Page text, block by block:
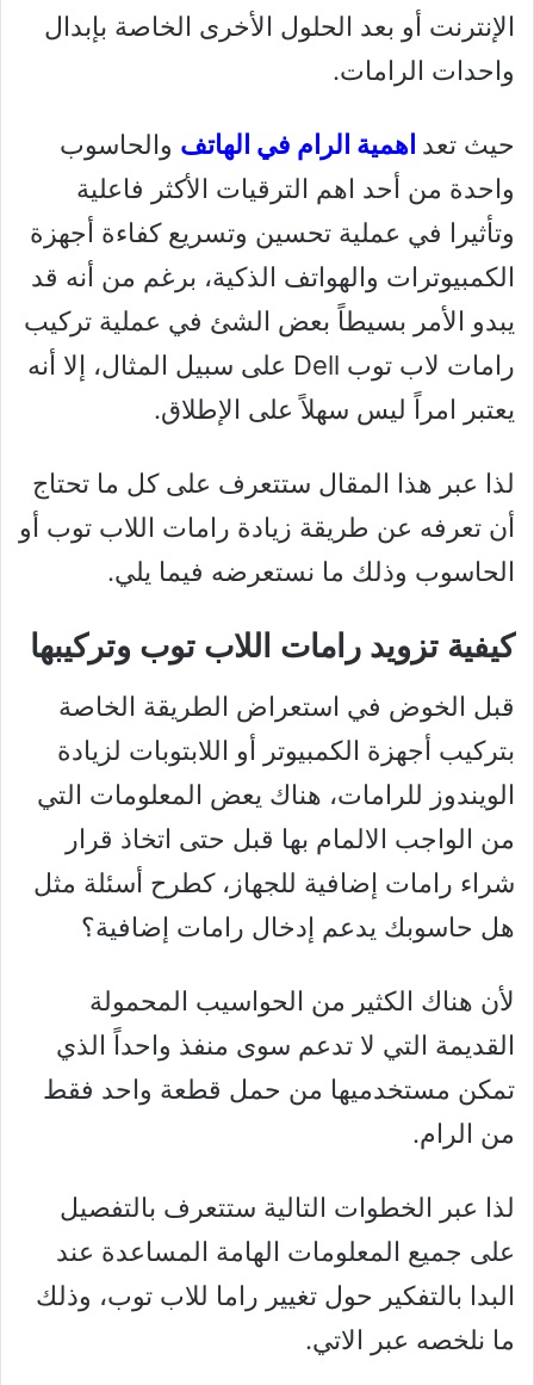
الإنترنت أو بعد الحلول الأخرى الخاصة بإبدال
واحدات الرامات.
حيث تعد اهمية الرام في الهاتف والحاسوب
واحدة من أحد اهم الترقيات الأكثر فاعلية
وتأثيرا في عملية تحسين وتسريع كفاءة أجهزة
الكمبيوترات والهواتف الذكية، برغم من أنه قد
يبدو الأمر بسيطاً بعض الشئ في عملية تركيب
رامات لاب توب Dell على سبيل المثال، إلا أنه
يعتبر امراً ليس سهلاً على الإطلاق.
لذا عبر هذا المقال ستتعرف على كل ما تحتاج
أن تعرفه عن طريقة زيادة رامات اللاب توب أو
الحاسوب وذلك ما نستعرضه فيما يلي.
كيفية تزويد رامات اللاب توب وتركيبها
قبل الخوض في استعراض الطريقة الخاصة
بتركيب أجهزة الكمبيوتر أو اللابتوبات لزيادة
الويندوز للرامات، هناك يعض المعلومات التي
من الواجب الالمام بها قبل حتى اتخاذ قرار
شراء رامات إضافية للجهاز، كطرح أسئلة مثل
هل حاسوبك يدعم إدخال رامات إضافية؟
لأن هناك الكثير من الحواسيب المحمولة
القديمة التي لا تدعم سوى منفذ واحداً الذي
تمكن مستخدميها من حمل قطعة واحد فقط
من الرام.
لذا عبر الخطوات التالية ستتعرف بالتفصيل
على جميع المعلومات الهامة المساعدة عند
البدا بالتفكير حول تغيير راما للاب توب، وذلك
ما نلخصه عبر الاتي.